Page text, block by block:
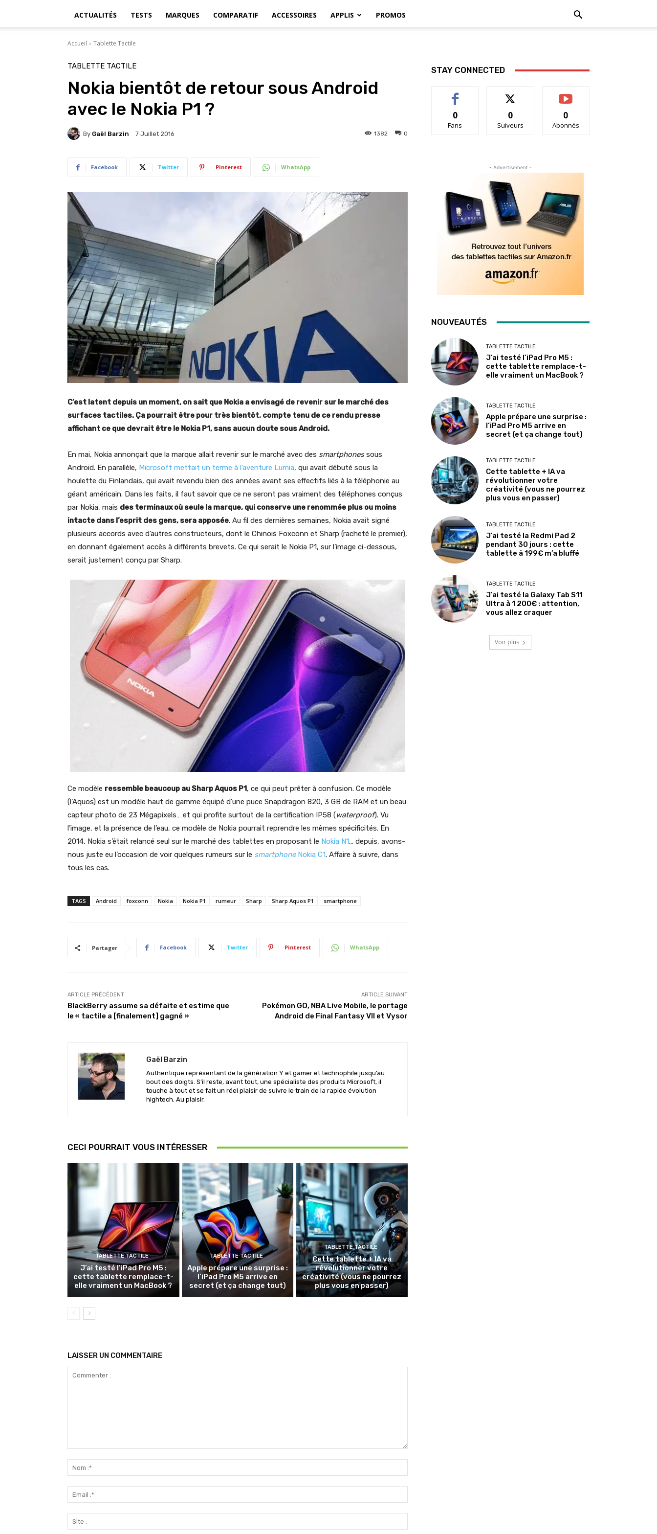
ACTUALITÉS TESTS MARQUES COMPARATIF ACCESSOIRES APPLIS PROMOS
Accueil Tablette Tactile
TABLETTE TACTILE
Nokia bientôt de retour sous Android
avec le Nokia P1 ?
By Gaël Barzin 7 Juillet 2016 0
1382
Facebook Twitter Pinterest WhatsApp
C’est latent depuis un moment, on sait que Nokia a envisagé de revenir sur le marché des
surfaces tactiles. Ça pourrait être pour très bientôt, compte tenu de ce rendu presse
affichant ce que devrait être le Nokia P1, sans aucun doute sous Android.
En mai, Nokia annonçait que la marque allait revenir sur le marché avec des smartphonessous
Android. En parallèle, Microsoft mettait un terme à l’aventure Lumia, qui avait débuté sous la
houlette du Finlandais, qui avait revendu bien des années avant ses effectifs liés à la téléphonie au
géant américain. Dans les faits, il faut savoir que ce ne seront pas vraiment des téléphones conçus
par Nokia, mais des terminaux où seule la marque, qui conserve une renommée plus ou moins
intacte dans l’esprit des gens, sera apposée. Au fil des dernières semaines, Nokia avait signé
plusieurs accords avec d’autres constructeurs, dont le Chinois Foxconn et Sharp (racheté le premier),
en donnant également accès à différents brevets. Ce qui serait le Nokia P1, sur l’image ci-dessous,
serait justement conçu par Sharp.
Ce modèle ressemble beaucoup au Sharp Aquos P1, ce qui peut prêter à confusion. Ce modèle
(l’Aquos) est un modèle haut de gamme équipé d’une puce Snapdragon 820, 3 GB de RAM et un beau
capteur photo de 23 Mégapixels… et qui profite surtout de la certification IP58 (waterproof). Vu
l’image, et la présence de l’eau, ce modèle de Nokia pourrait reprendre les mêmes spécificités. En
2014, Nokia s’était relancé seul sur le marché des tablettes en proposant le Nokia N1… depuis, avons-
nous juste eu l’occasion de voir quelques rumeurs sur le smartphone Nokia C1. Affaire à suivre, dans
tous les cas.
TAGS Android foxconn Nokia Nokia P1 rumeur Sharp Sharp Aquos P1 smartphone
Partager Facebook Twitter Pinterest WhatsApp
ARTICLE PRÉCÉDENT
BlackBerry assume sa défaite et estime que
le « tactile a [finalement] gagné »
ARTICLE SUIVANT
Pokémon GO, NBA Live Mobile, le portage
Android de Final Fantasy VII et Vysor
Gaël Barzin
Authentique représentant de la génération Y et gamer et technophile jusqu’au
bout des doigts. S’il reste, avant tout, une spécialiste des produits Microsoft, il
touche à tout et se fait un réel plaisir de suivre le train de la rapide évolution
hightech. Au plaisir.
CECI POURRAIT VOUS INTÉRESSER
TABLETTE TACTILE
J’ai testé l’iPad Pro M5 :
cette tablette remplace-t-
elle vraiment un MacBook ?
TABLETTE TACTILE
Apple prépare une surprise :
l’iPad Pro M5 arrive en
secret (et ça change tout)
TABLETTE TACTILE
Cette tablette + IA va
révolutionner votre
créativité (vous ne pourrez
plus vous en passer)
LAISSER UN COMMENTAIRE
:*
:*
:
STAY CONNECTED
0
Fans
0
Suiveurs
0
Abonnés
- Advertisement -
NOUVEAUTÉS
TABLETTE TACTILE
J’ai testé l’iPad Pro M5 :
cette tablette remplace-t-
elle vraiment un MacBook ?
TABLETTE TACTILE
Apple prépare une surprise :
l’iPad Pro M5 arrive en
secret (et ça change tout)
TABLETTE TACTILE
Cette tablette + IA va
révolutionner votre
créativité (vous ne pourrez
plus vous en passer)
TABLETTE TACTILE
J’ai testé la Redmi Pad 2
pendant 30 jours : cette
tablette à 199€ m’a bluffé
TABLETTE TACTILE
J’ai testé la Galaxy Tab S11
Ultra à 1 200€ : attention,
vous allez craquer
Voir plus